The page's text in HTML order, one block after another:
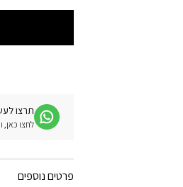
תרצו
לחצו כאן,
פרטים נוספים